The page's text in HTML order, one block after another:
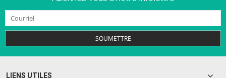
SOUMETTRE
LIENS UTILES